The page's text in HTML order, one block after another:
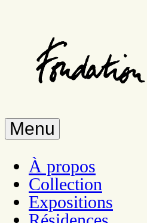
Menu
À propos
Collection
Expositions